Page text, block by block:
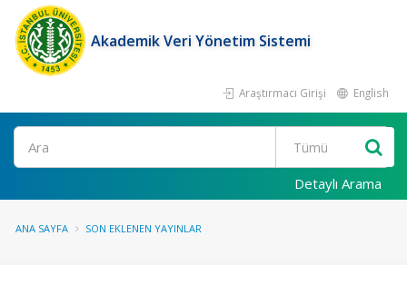
Akademik Veri Yönetim Sistemi
Araştırmacı Girişi English
Ara
Detaylı Arama
ANA SAYFA SON EKLENEN YAYINLAR